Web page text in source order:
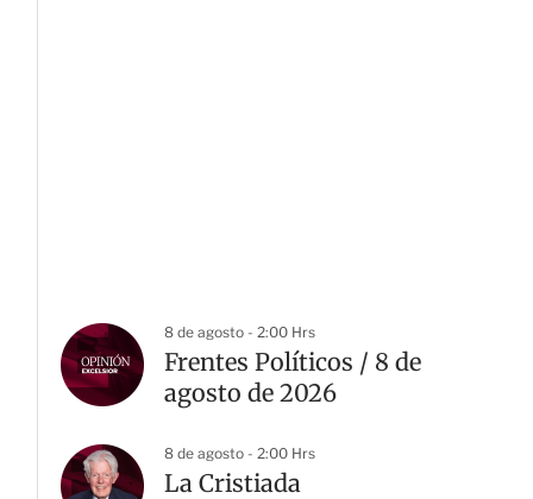
8 de agosto - 2:00 Hrs
Frentes Políticos / 8 de
agosto de 2026
8 de agosto - 2:00 Hrs
La Cristiada